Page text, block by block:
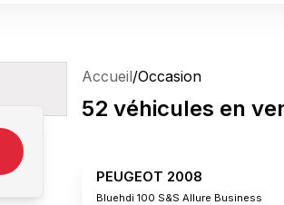
Accueil/Occasion
52 véhicules en
PEUGEOT 2008
Bluehdi 100 S&s Allure Business